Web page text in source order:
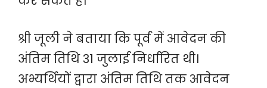
श्री जूली ने बताया कि पूर्व में आवेदन की
अंतिम तिथि 31 जुलाई निर्धारित थी।
अभ्यर्थियों द्वारा अंतिम तिथि तक आवेदन